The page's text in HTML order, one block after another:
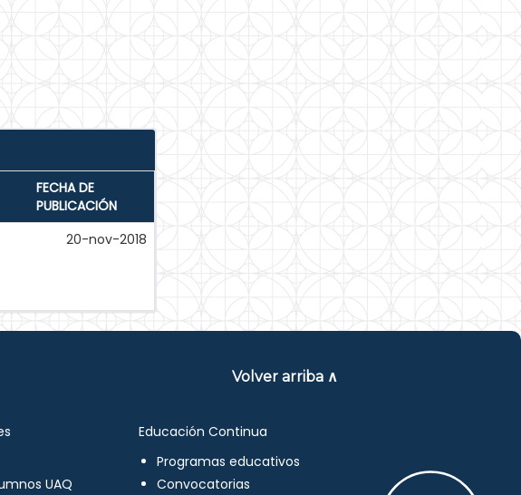
FECHA DE
PUBLICACIÓN
20-nov-2018
Volver arriba ∧
UAQ
Educación Continua
Programas educativos
Convocatorias